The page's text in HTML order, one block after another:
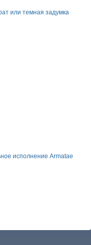
или темная задумка
исполнение Armatae